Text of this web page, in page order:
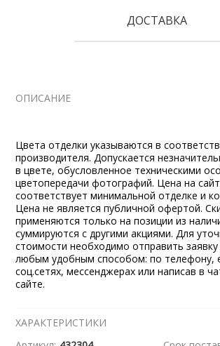
ДОСТАВКА
ОПИСАНИЕ
Цвета отделки указываются в
производителя. Допускается
в цвете, обусловленное техническими
цветопередачи фотографий. Цена на
соответствует минимальной отделке и
Цена не является публичной офертой.
применяются только на позиции из
суммируются с другими акциями. Для
стоимости необходимо отправить
любым удобным способом: по телефону,
соц.сетях, мессенджерах или написав в
сайте.
ХАРАКТЕРИСТИКИ